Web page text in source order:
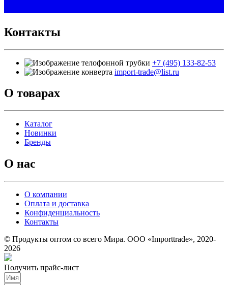
Контакты
+7 (495) 133-82-53
import-trade@list.ru
О товарах
Каталог
Новинки
Бренды
О нас
О компании
Оплата и доставка
Конфиденциальность
Контакты
© Продукты оптом со всего Мира. ООО «Importtrade», 2020-
2026
Получить прайс-лист